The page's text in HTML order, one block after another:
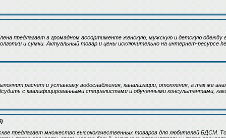
предлагает в громадном ассортименте женскую, мужскую и детскую одежду
и сумки. Актуальный товар и цены исключительно на интернет-ресурсе
расчет и установку водоснабжения, канализации, отопления, а так же
с квалифицированными специалистами и обученными консультантами,
предлагает множество высококачественных товаров для любителей БДСМ.